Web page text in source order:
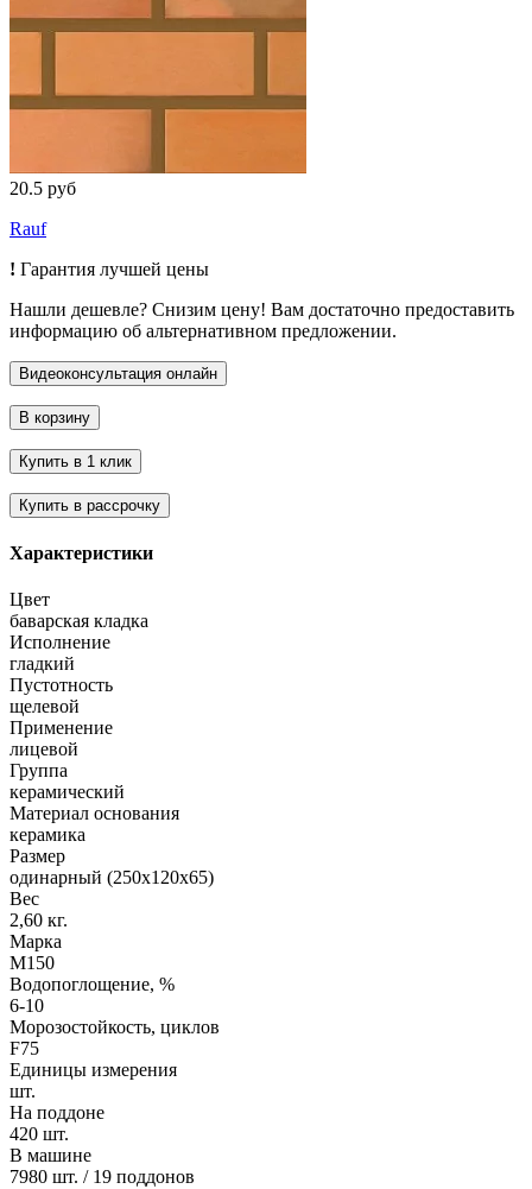
20.5 руб
Rauf
! Гарантия лучшей цены
Нашли дешевле? Снизим цену! Вам достаточно предоставить
информацию об альтернативном предложении.
Характеристики
Цвет
баварская кладка
Исполнение
гладкий
Пустотность
щелевой
Применение
лицевой
Группа
керамический
Материал основания
керамика
Размер
одинарный (250х120х65)
Вес
2,60 кг.
Марка
М150
Водопоглощение, %
6-10
Морозостойкость, циклов
F75
Единицы измерения
шт.
На поддоне
420 шт.
В машине
7980 шт. / 19 поддонов